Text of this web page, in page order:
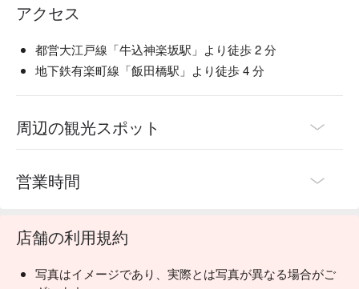
アクセス
都営大江戸線「牛込神楽坂駅」より徒歩 2 分
地下鉄有楽町線「飯田橋駅」より徒歩 4 分
周辺の観光スポット
営業時間
店舗の利用規約
写真はイメージであり、実際とは写真が異なる場合がご